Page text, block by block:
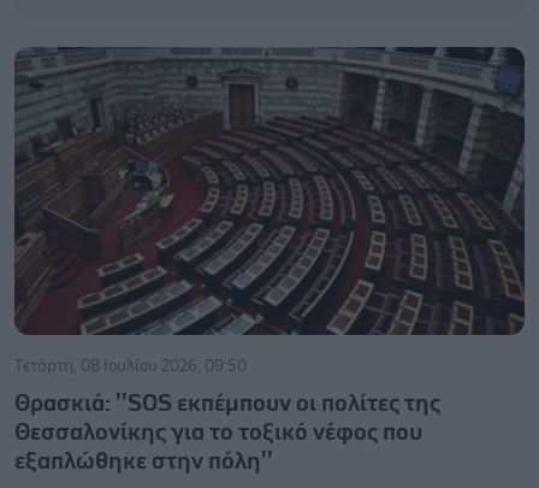
Τετάρτη, 08 Ιουλίου 2026, 09:50
Θρασκιά: ''SOS εκπέμπουν οι πολίτες της
Θεσσαλονίκης για το τοξικό νέφος που
εξαπλώθηκε στην πόλη''